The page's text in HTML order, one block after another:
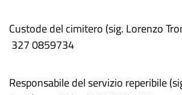
Custode del cimitero (sig. Lorenzo
327 0859734
Responsabile del servizio reperibile